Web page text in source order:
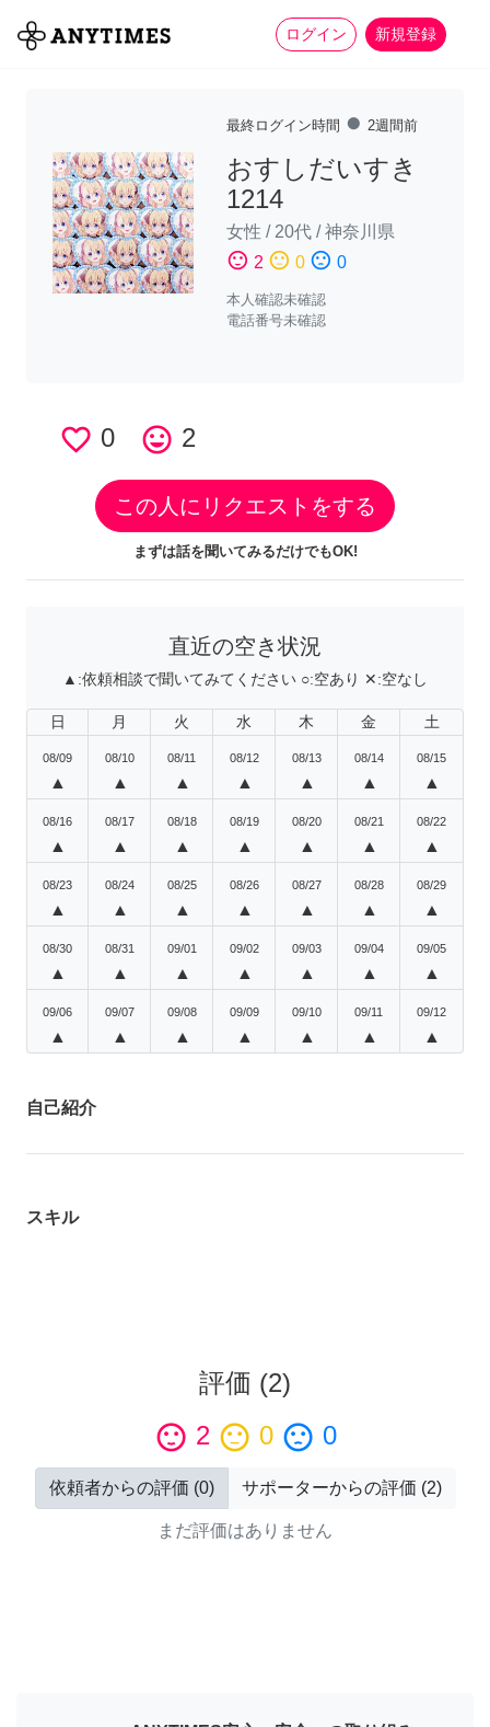
ログイン 新規登録
全て 家事 more_horiz
最終ログイン時間 fiber_manual_record 2週間前
おすしだいすき
1214
女性 / 20代 /神奈川県
sentiment_satisfied 2 sentiment_neutral 0 sentiment_dissatisfied 0
本人確認未確認
電話番号未確認
favorite_border 0 tag_faces 2
この人にリクエストをする
まずは話を聞いてみるだけでもOK!
直近の空き状況
▲:依頼相談で聞いてみてください ○:空あり ✕:空なし
日 月 火 水 木 金 土
08/09
▲
08/10
▲
08/11
▲
08/12
▲
08/13
▲
08/14
▲
08/15
▲
08/16
▲
08/17
▲
08/18
▲
08/19
▲
08/20
▲
08/21
▲
08/22
▲
08/23
▲
08/24
▲
08/25
▲
08/26
▲
08/27
▲
08/28
▲
08/29
▲
08/30
▲
08/31
▲
09/01
▲
09/02
▲
09/03
▲
09/04
▲
09/05
▲
09/06
▲
09/07
▲
09/08
▲
09/09
▲
09/10
▲
09/11
▲
09/12
▲
自己紹介
スキル
評価 (2)
sentiment_satisfied 2 sentiment_neutral 0 sentiment_dissatisfied 0
依頼者からの評価 (0) サポーターからの評価 (2)
まだ評価はありません